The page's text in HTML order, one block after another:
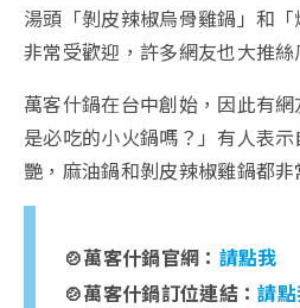
湯頭「剝皮辣椒烏骨雞鍋」和「
非常受歡迎，許多網友也大推絲
萬客什鍋在台中創始，因此有
是必吃的小火鍋嗎？」有人表
艷，麻油鍋和剝皮辣椒雞鍋都非
🍲萬客什鍋官網： 請點我
🍲萬客什鍋訂位連結：請